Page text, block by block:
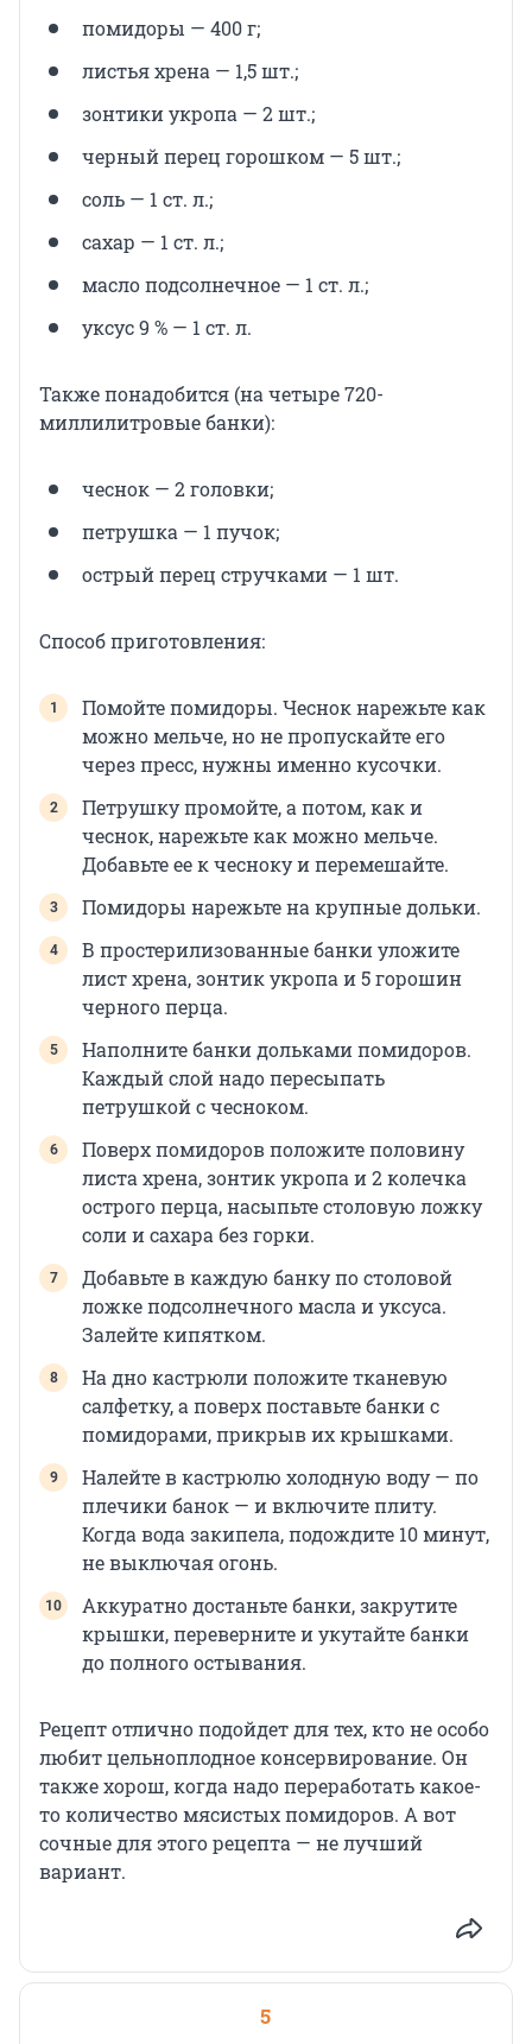
помидоры — 400 г;
листья хрена — 1,5 шт.;
зонтики укропа — 2 шт.;
черный перец горошком — 5 шт.;
соль — 1 ст. л.;
сахар — 1 ст. л.;
масло подсолнечное — 1 ст. л.;
уксус 9 % — 1 ст. л.
Также понадобится (на четыре 720-
миллилитровые банки):
чеснок — 2 головки;
петрушка — 1 пучок;
острый перец стручками — 1 шт.
Способ приготовления:
Помойте помидоры. Чеснок нарежьте как
можно мельче, но не пропускайте его
через пресс, нужны именно кусочки.
Петрушку промойте, а потом, как и
чеснок, нарежьте как можно мельче.
Добавьте ее к чесноку и перемешайте.
Помидоры нарежьте на крупные дольки.
В простерилизованные банки уложите
лист хрена, зонтик укропа и 5 горошин
черного перца.
Наполните банки дольками помидоров.
Каждый слой надо пересыпать
петрушкой с чесноком.
Поверх помидоров положите половину
листа хрена, зонтик укропа и 2 колечка
острого перца, насыпьте столовую ложку
соли и сахара без горки.
Добавьте в каждую банку по столовой
ложке подсолнечного масла и уксуса.
Залейте кипятком.
На дно кастрюли положите тканевую
салфетку, а поверх поставьте банки с
помидорами, прикрыв их крышками.
Налейте в кастрюлю холодную воду — по
плечики банок — и включите плиту.
Когда вода закипела, подождите 10 минут,
не выключая огонь.
Аккуратно достаньте банки, закрутите
крышки, переверните и укутайте банки
до полного остывания.
Рецепт отлично подойдет для тех, кто не особо
любит цельноплодное консервирование. Он
также хорош, когда надо переработать какое-
то количество мясистых помидоров. А вот
сочные для этого рецепта — не лучший
вариант.
5